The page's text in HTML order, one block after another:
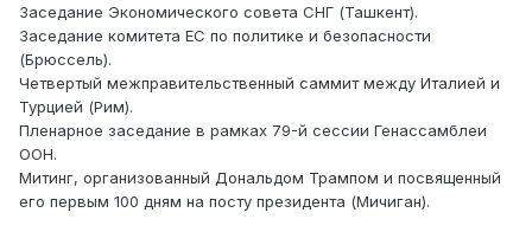
Заседание Экономического совета СНГ (Ташкент).
Заседание комитета ЕС по политике и безопасности
(Брюссель).
Четвертый межправительственный саммит между Италией и
Турцией (Рим).
Пленарное заседание в рамках 79-й сессии Генассамблеи
ООН.
Митинг, организованный Дональдом Трампом и посвященный
его первым 100 дням на посту президента (Мичиган).